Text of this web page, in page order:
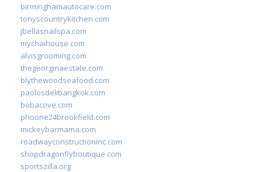
birminghamautocare.com
tonyscountrykitchen.com
jbellasnailspa.com
mychaihouse.com
alvisgrooming.com
thegeorginaestate.com
blythewoodseafood.com
paolosdelibangkok.com
bobacove.com
phoone24brookfield.com
mickeybarmama.com
roadwayconstructioninc.com
shopdragonflyboutique.com
sportszilla.org